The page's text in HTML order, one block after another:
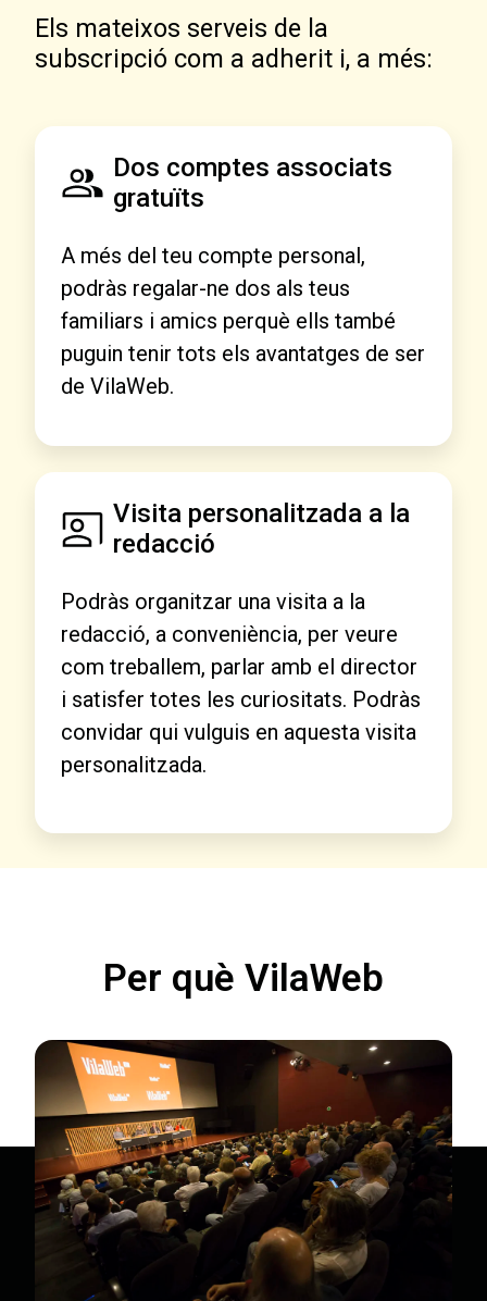
Els mateixos serveis de la
subscripció com a adherit i, a més:
Dos comptes associats
gratuïts
A més del teu compte personal,
podràs regalar-ne dos als teus
familiars i amics perquè ells també
puguin tenir tots els avantatges de ser
de VilaWeb.
Visita personalitzada a la
redacció
Podràs organitzar una visita a la
redacció, a conveniència, per veure
com treballem, parlar amb el director
i satisfer totes les curiositats. Podràs
convidar qui vulguis en aquesta visita
personalitzada.
Per què VilaWeb